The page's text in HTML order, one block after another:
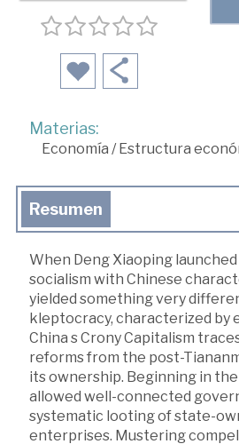
Materias:
Economía /Estructura
Resumen
When Deng Xiaoping
socialism with Chinese
yielded something very
kleptocracy, characterized by
China s Crony Capitalism
reforms from the post-
its ownership. Beginning in
allowed well-connected
systematic looting of state-
enterprises. Mustering